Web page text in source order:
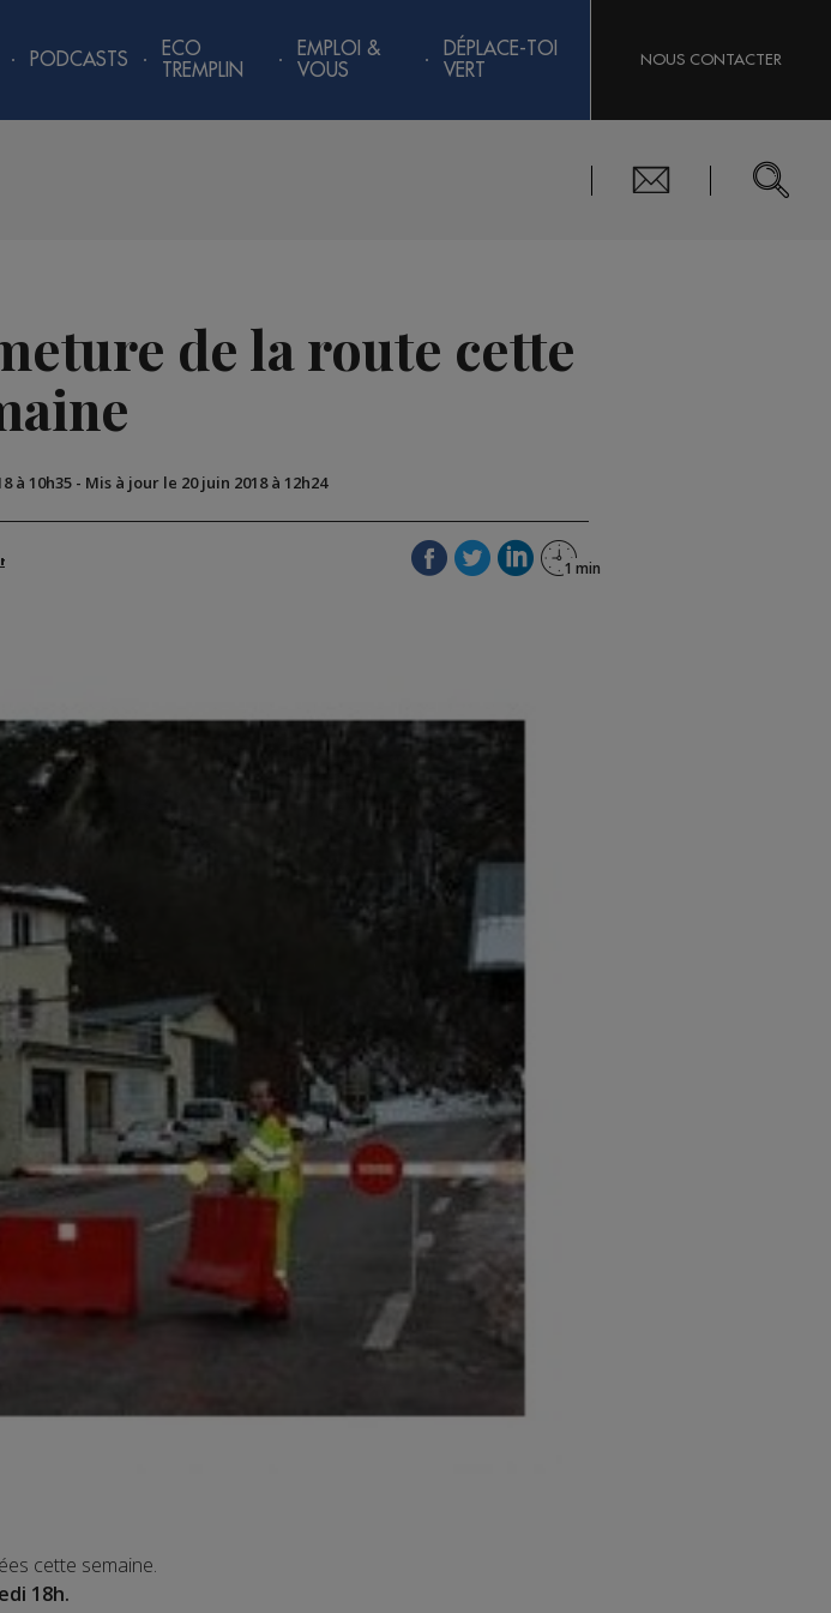
PODCASTS
ECO
TREMPLIN
EMPLOI &
VOUS
DÉPLACE-TOI
VERT
NOUS CONTACTER
de la route cette
à 10h35 - Mis à jour le 20 juin 2018 à 12h24
cette semaine.
18h.